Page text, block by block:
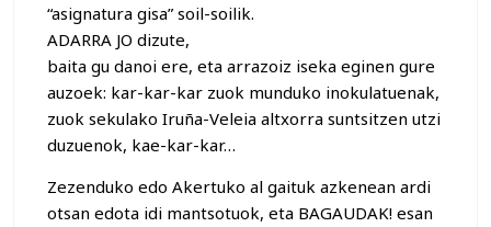
“asignatura gisa” soil-soilik.
ADARRA JO dizute,
baita gu danoi ere, eta arrazoiz iseka eginen gure
auzoek: kar-kar-kar zuok munduko inokulatuenak,
zuok sekulako Iruña-Veleia altxorra suntsitzen utzi
duzuenok, kae-kar-kar…
Zezenduko edo Akertuko al gaituk azkenean ardi
otsan edota idi mantsotuok, eta BAGAUDAK! esan